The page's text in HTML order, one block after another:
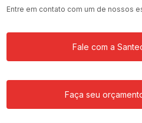
Entre em contato com um de nossos
Fale com a
Faça seu